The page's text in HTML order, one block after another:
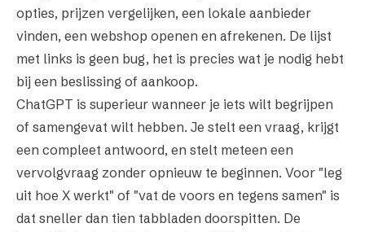
opties, prijzen vergelijken, een lokale aanbieder
vinden, een webshop openen en afrekenen. De lijst
met links is geen bug, het is precies wat je nodig hebt
bij een beslissing of aankoop.
ChatGPT is superieur wanneer je iets wilt begrijpen
of samengevat wilt hebben. Je stelt een vraag, krijgt
een compleet antwoord, en stelt meteen een
vervolgvraag zonder opnieuw te beginnen. Voor "leg
uit hoe X werkt" of "vat de voors en tegens samen" is
dat sneller dan tien tabbladen doorspitten. De